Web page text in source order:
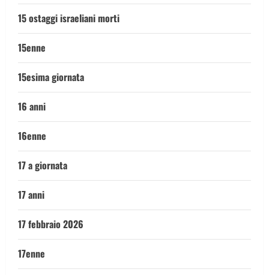
15 ostaggi israeliani morti
15enne
15esima giornata
16 anni
16enne
17 a giornata
17 anni
17 febbraio 2026
17enne